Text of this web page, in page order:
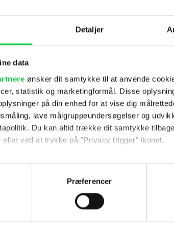
Detaljer
data
ønsker dit samtykke til at anvende
statistik og marketingformål. Disse
på din enhed for at vise dig
lave målgruppeundersøgelser og
Du kan altid trække dit samtykke
eller ved at trykke på "Privacy trigger" ikonet.
vi også gerne:
oplysninger om din placering, der kan være
hele websitet.
Præferencer
Ved tilmelding
Om
Annoncering